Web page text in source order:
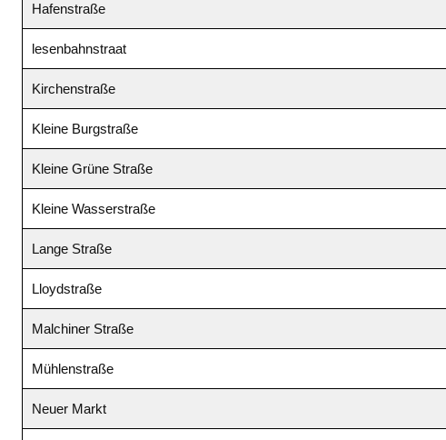
Hafenstraße
lesenbahnstraat
Kirchenstraße
Kleine Burgstraße
Kleine Grüne Straße
Kleine Wasserstraße
Lange Straße
Lloydstraße
Malchiner Straße
Mühlenstraße
Neuer Markt